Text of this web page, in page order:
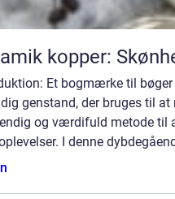
kopper:
Et bogmærke til bøger
genstand, der bruges til at
og værdifuld metode til
I denne